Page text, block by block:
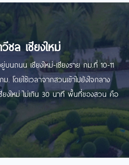
ล เชียงใหม่
ถนน เชียงใหม่-เชียงราย กม.ที่ 10-11
โดยใช้เวลาจากสวนเข้าไปยังใจกลาง
ยงใหม่ ไม่เกิน 30 นาที พื้นที่ของสวน คือ